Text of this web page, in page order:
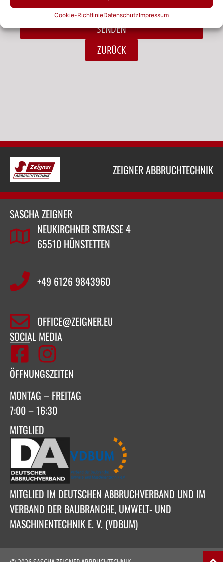
Cookie-RichtlinieDatenschutzImpressum
genommen.*
SENDEN
ZURÜCK
ZEIGNER ABBRUCHTECHNIK
SASCHA ZEIGNER
NEUKIRCHNER STRASSE 4
65510 HÜNSTETTEN
+49 6126 9843960‬
OFFICE@ZEIGNER.EU
SOCIAL MEDIA
ÖFFNUNGSZEITEN
MONTAG – FREITAG
7:00 – 16:30
MITGLIED
MITGLIED IM DEUTSCHEN ABBRUCHVERBAND UND IM
VERBAND DER BAUBRANCHE, UMWELT- UND
MASCHINENTECHNIK E. V. (VDBUM)